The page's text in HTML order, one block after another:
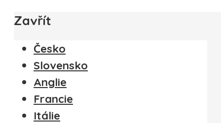
Zavřít
Česko
Slovensko
Anglie
Francie
Itálie